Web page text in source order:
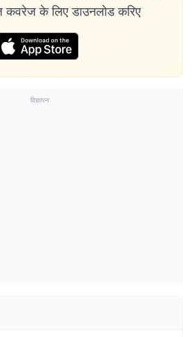
कवरेज के लिए डाउनलोड करिए
विज्ञापन